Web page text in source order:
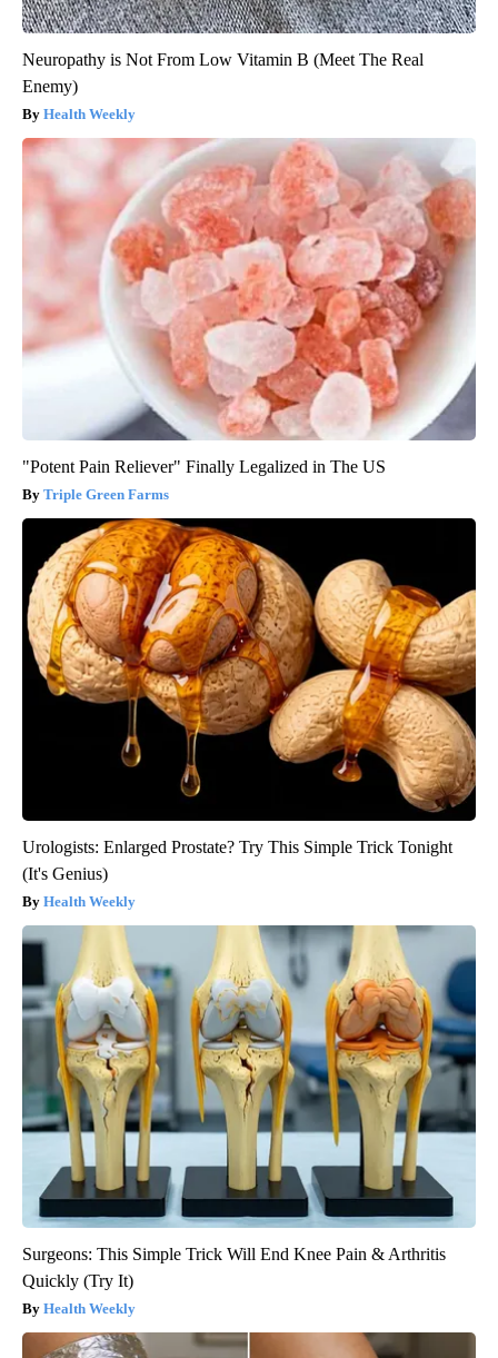
Neuropathy is Not From Low Vitamin B (Meet The Real
Enemy)
Health Weekly
"Potent Pain Reliever" Finally Legalized in The US
Triple Green Farms
Urologists: Enlarged Prostate? Try This Simple Trick Tonight
(It's Genius)
Health Weekly
Surgeons: This Simple Trick Will End Knee Pain & Arthritis
Quickly (Try It)
Health Weekly